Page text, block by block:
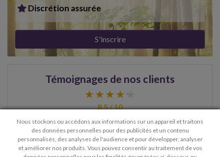
Discrétion assurée
S'inscrire
Témoignages de nos clients
8.5 / 10
> Voir plus de témoignages
Nous stockons ou accédons aux informations sur un appareil et traitons
des données personnelles pour des publicités et un contenu
personnalisés, des analyses de l'audience et pour développer, analyser
et améliorer nos produits. Vous pouvez consentir au traitement de vos